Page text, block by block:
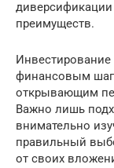
преимуществ.
финансовым
открывающим
Важно лишь
внимательно
правильный
от своих